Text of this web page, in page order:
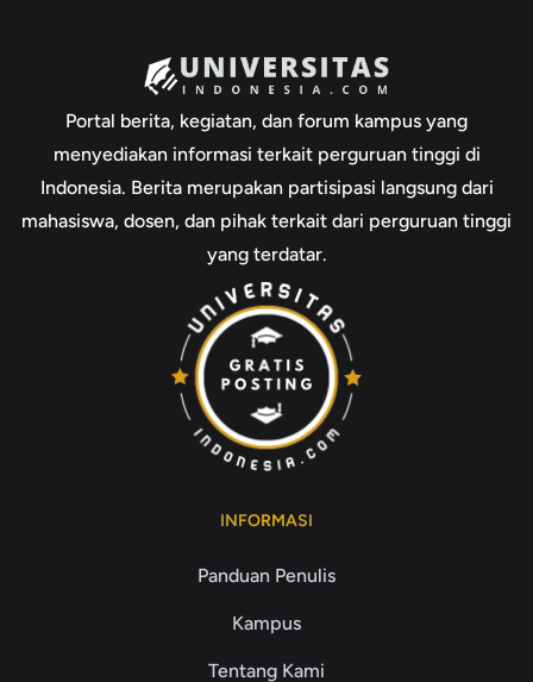
Portal berita, kegiatan, dan forum kampus yang
menyediakan informasi terkait perguruan tinggi di
Indonesia. Berita merupakan partisipasi langsung dari
mahasiswa, dosen, dan pihak terkait dari perguruan tinggi
yang terdatar.
INFORMASI
Panduan Penulis
Kampus
Tentang Kami